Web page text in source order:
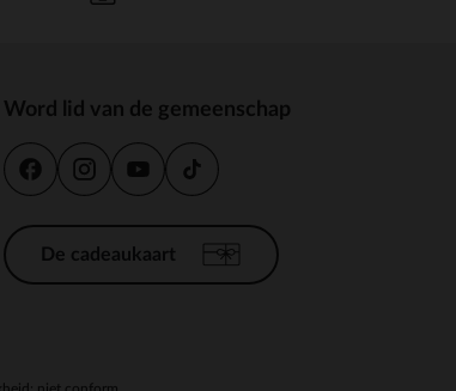
Word lid van de gemeenschap
De cadeaukaart